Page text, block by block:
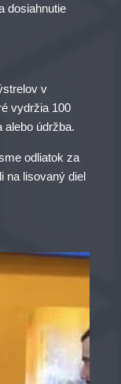
dosiahnutie
v
vydržia 100
alebo údržba.
odliatok za
na lisovaný diel